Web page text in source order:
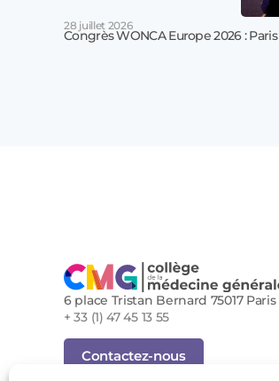
28 juillet 2026
Congrès WONCA Europe 2026 :
6 place Tristan Bernard 75017 Paris
+ 33 (1) 47 45 13 55
Contactez-nous